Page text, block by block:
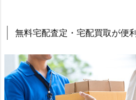
無料宅配査定・宅配買取が便利